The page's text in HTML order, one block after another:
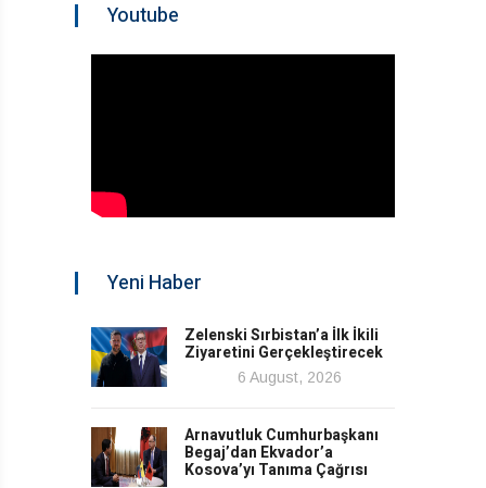
Youtube
Yeni Haber
Zelenski Sırbistan’a İlk İkili
Ziyaretini Gerçekleştirecek
6 August, 2026
Arnavutluk Cumhurbaşkanı
Begaj’dan Ekvador’a
Kosova’yı Tanıma Çağrısı